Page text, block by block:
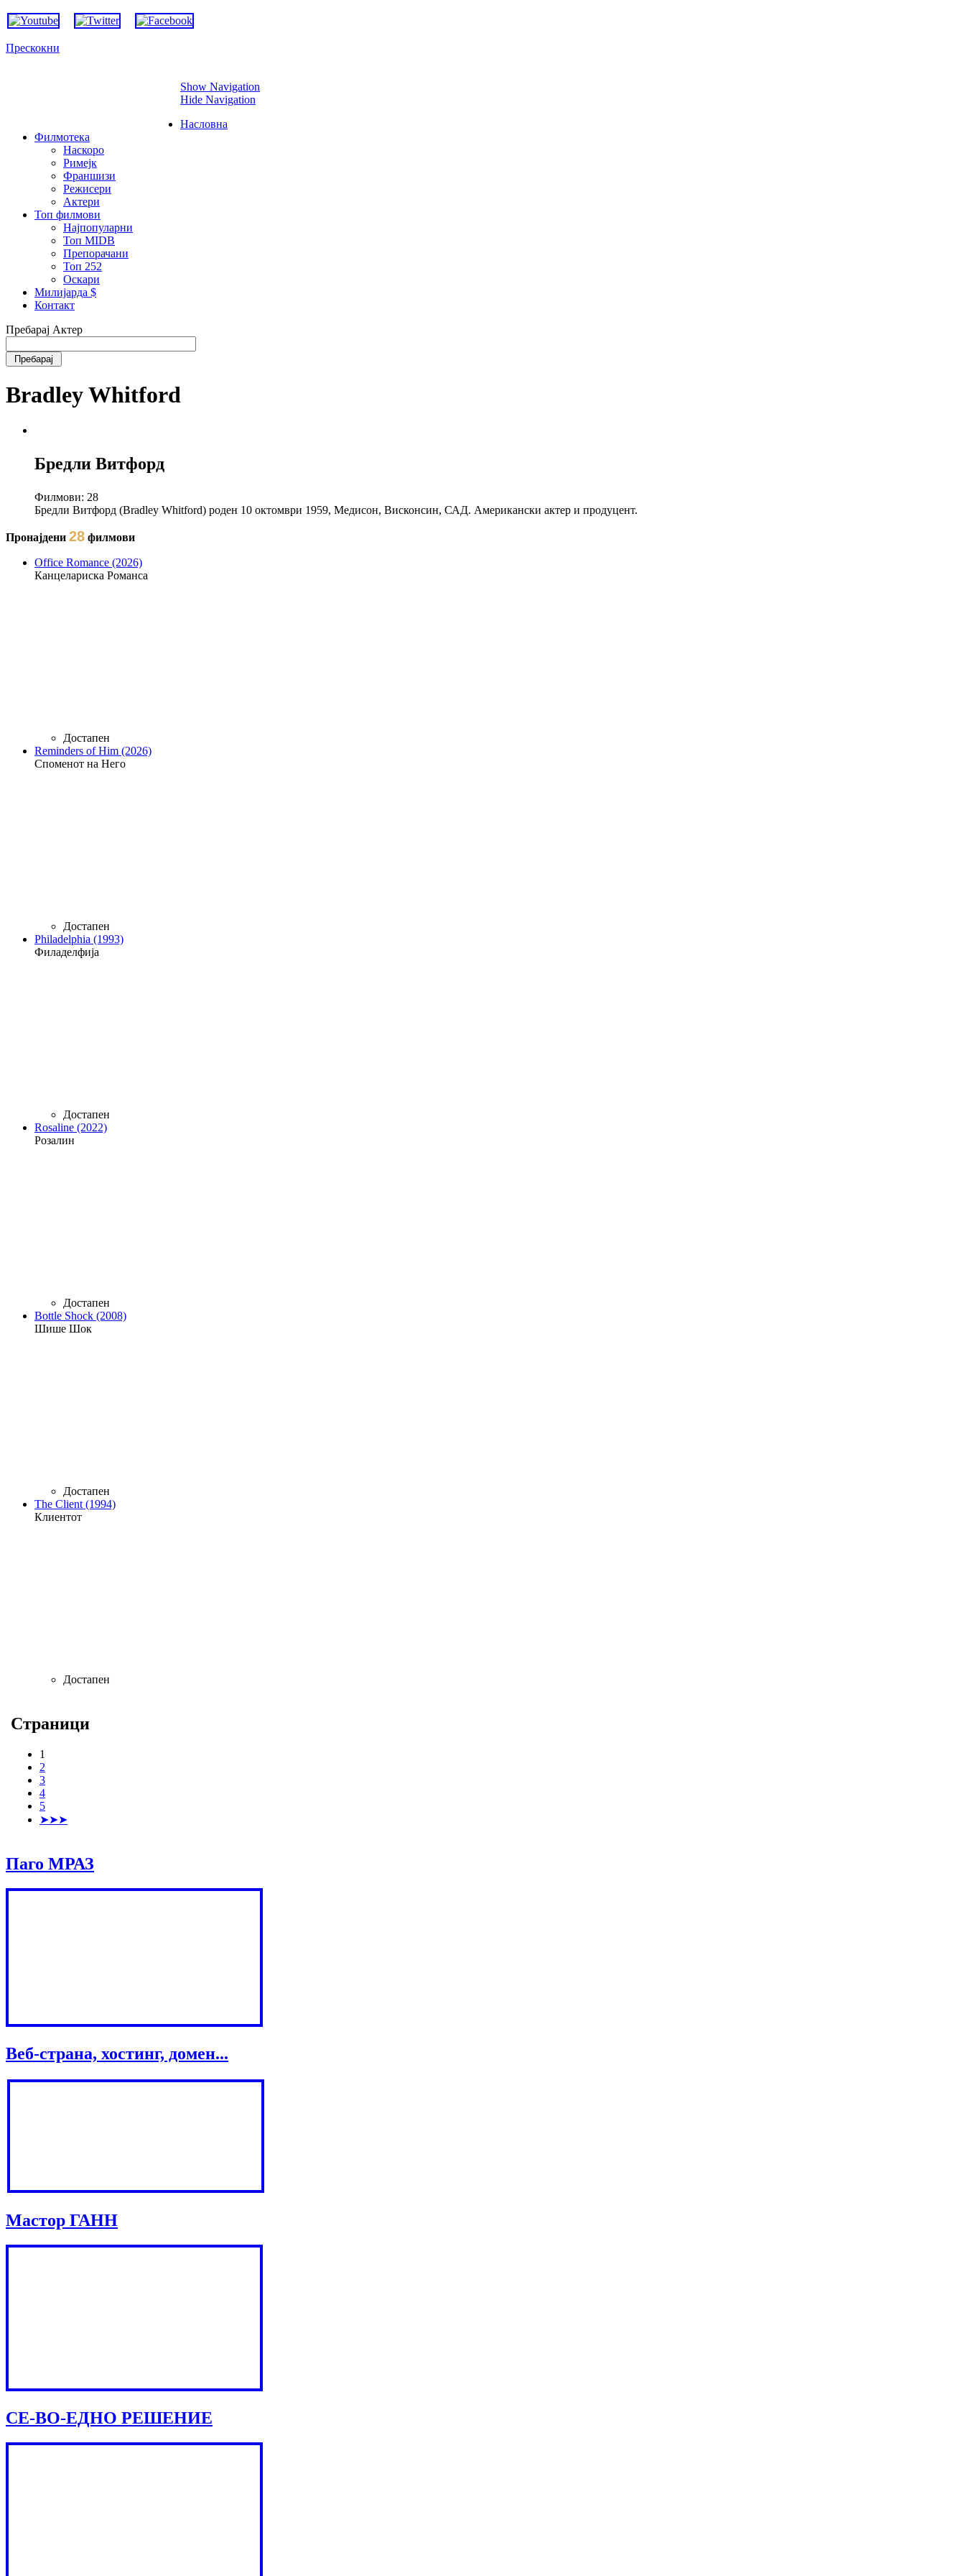
Прескокни
Show Navigation
Hide Navigation
Насловна
Филмотека
Наскоро
Римејк
Франшизи
Режисери
Актери
Топ филмови
Најпопуларни
Топ MIDB
Препорачани
Топ 252
Оскари
Милијарда $
Контакт
Пребарај Актер
Bradley Whitford
Бредли Витфорд
Филмови: 28
Бредли Витфорд (Bradley Whitford) роден 10 октомври 1959, Медисон, Висконсин, САД. Американски актер и продуцент.
Пронајдени 28 филмови
Office Romance (2026)
Канцелариска Романса
Достапен
Reminders of Him (2026)
Споменот на Него
Достапен
Philadelphia (1993)
Филаделфија
Достапен
Rosaline (2022)
Розалин
Достапен
Bottle Shock (2008)
Шише Шок
Достапен
The Client (1994)
Клиентот
Достапен
Страници
1
2
3
4
5
➤➤➤
Паго МРАЗ
Веб-страна, хостинг, домен...
Мастор ГАНН
СЕ-ВО-ЕДНО РЕШЕНИЕ